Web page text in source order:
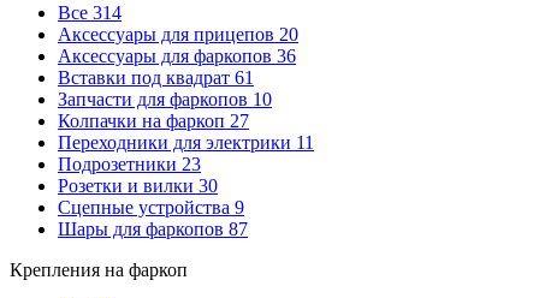
Все 314
Аксессуары для прицепов 20
Аксессуары для фаркопов 36
Вставки под квадрат 61
Запчасти для фаркопов 10
Колпачки на фаркоп 27
Переходники для электрики 11
Подрозетники 23
Розетки и вилки 30
Сцепные устройства 9
Шары для фаркопов 87
Крепления на фаркоп